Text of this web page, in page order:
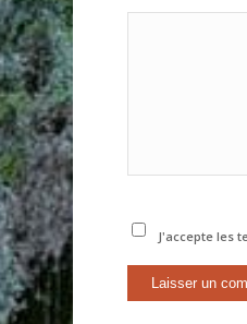
J'accepte les